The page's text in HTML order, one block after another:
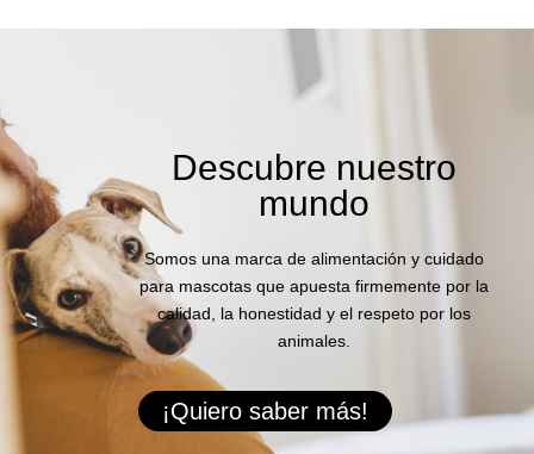
Descubre nuestro
mundo
Somos una marca de alimentación y cuidado
para mascotas que apuesta firmemente por la
calidad, la honestidad y el respeto por los
animales.
¡Quiero saber más!